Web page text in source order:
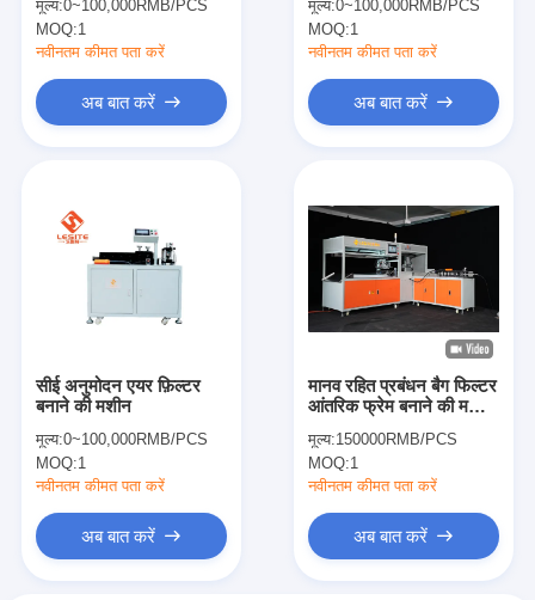
मूल्य:0~100,000RMB/PCS
MOQ:1
नवीनतम कीमत पता करें
अब बात करें
मूल्य:0~100,000RMB/PCS
MOQ:1
नवीनतम कीमत पता करें
अब बात करें
सीई अनुमोदन एयर फ़िल्टर
बनाने की मशीन
मूल्य:0~100,000RMB/PCS
MOQ:1
नवीनतम कीमत पता करें
अब बात करें
मानव रहित प्रबंधन बैग फिल्टर
आंतरिक फ्रेम बनाने की मशीन
मूल्य:150000RMB/PCS
MOQ:1
नवीनतम कीमत पता करें
अब बात करें